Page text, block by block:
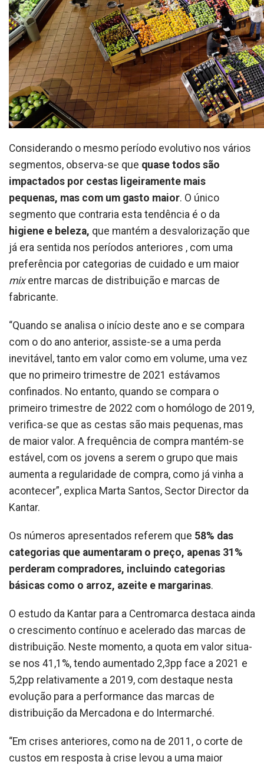
Considerando o mesmo período evolutivo nos vários
segmentos, observa-se que quase todos são
impactados por cestas ligeiramente mais
pequenas, mas com um gasto maior. O único
segmento que contraria esta tendência é o da
higiene e beleza, que mantém a desvalorização que
já era sentida nos períodos anteriores , com uma
preferência por categorias de cuidado e um maior
mixentre marcas de distribuição e marcas de
fabricante.
“Quando se analisa o início deste ano e se compara
com o do ano anterior, assiste-se a uma perda
inevitável, tanto em valor como em volume, uma vez
que no primeiro trimestre de 2021 estávamos
confinados. No entanto, quando se compara o
primeiro trimestre de 2022 com o homólogo de 2019,
verifica-se que as cestas são mais pequenas, mas
de maior valor. A frequência de compra mantém-se
estável, com os jovens a serem o grupo que mais
aumenta a regularidade de compra, como já vinha a
acontecer”, explica Marta Santos, Sector Director da
Kantar.
Os números apresentados referem que 58% das
categorias que aumentaram o preço, apenas 31%
perderam compradores, incluindo categorias
básicas como o arroz, azeite e margarinas.
O estudo da Kantar para a Centromarca destaca ainda
o crescimento contínuo e acelerado das marcas de
distribuição. Neste momento, a quota em valor situa-
se nos 41,1%, tendo aumentado 2,3pp face a 2021 e
5,2pp relativamente a 2019, com destaque nesta
evolução para a performance das marcas de
distribuição da Mercadona e do Intermarché.
“Em crises anteriores, como na de 2011, o corte de
custos em resposta à crise levou a uma maior